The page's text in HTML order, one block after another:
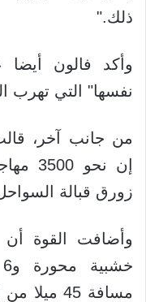
ذلك."
وأكد فالون
نفسها" التي تهرب
من جانب آخر،
زورق قبالة السواحل
مسافة 45